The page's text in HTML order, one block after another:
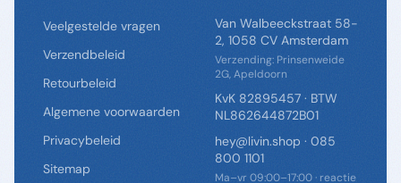
Veelgestelde vragen
Verzendbeleid
Retourbeleid
Algemene voorwaarden
Privacybeleid
Sitemap
Van Walbeeckstraat 58-
2, 1058 CV Amsterdam
Verzending: Prinsenweide
2G, Apeldoorn
KvK 82895457 · BTW
NL862644872B01
hey@livin.shop · 085
800 1101
Ma–vr 09:00–17:00 · reactie